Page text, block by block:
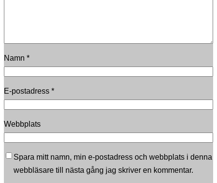
Namn *
E-postadress *
Webbplats
Spara mitt namn, min e-postadress och webbplats i denna
webbläsare till nästa gång jag skriver en kommentar.